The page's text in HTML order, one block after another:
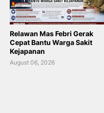
Relawan Mas Febri Gerak
Cepat Bantu Warga Sakit
Kejapanan
August 06, 2026